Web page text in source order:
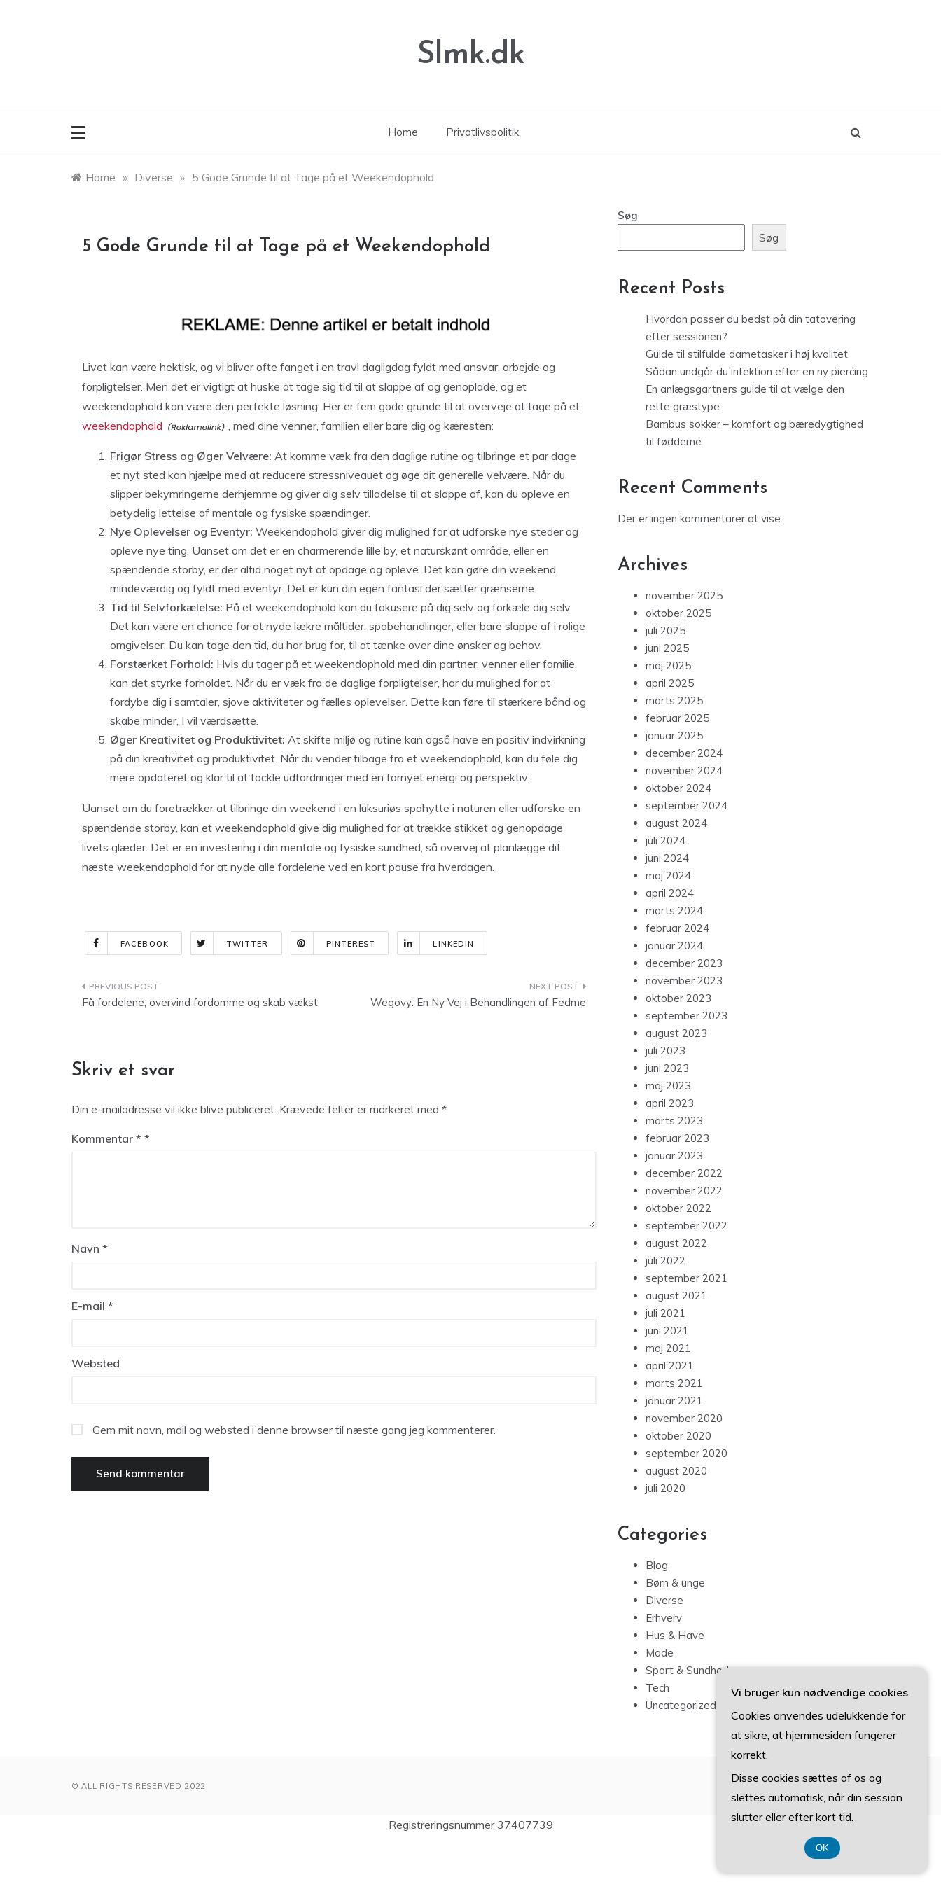
Slmk.dk
Home Privatlivspolitik
Home » Diverse » 5 Gode Grunde til at Tage på et Weekendophold
5 Gode Grunde til at Tage på et Weekendophold
Livet kan være hektisk, og vi bliver ofte fanget i en travl dagligdag fyldt med ansvar, arbejde og
forpligtelser. Men det er vigtigt at huske at tage sig tid til at slappe af og genoplade, og et
weekendophold kan være den perfekte løsning. Her er fem gode grunde til at overveje at tage på et
weekendophold
, med dine venner, familien eller bare dig og kæresten:
Frigør Stress og Øger Velvære: At komme væk fra den daglige rutine og tilbringe et par dage
et nyt sted kan hjælpe med at reducere stressniveauet og øge dit generelle velvære. Når du
slipper bekymringerne derhjemme og giver dig selv tilladelse til at slappe af, kan du opleve en
betydelig lettelse af mentale og fysiske spændinger.
Nye Oplevelser og Eventyr: Weekendophold giver dig mulighed for at udforske nye steder og
opleve nye ting. Uanset om det er en charmerende lille by, et naturskønt område, eller en
spændende storby, er der altid noget nyt at opdage og opleve. Det kan gøre din weekend
mindeværdig og fyldt med eventyr. Det er kun din egen fantasi der sætter grænserne.
Tid til Selvforkælelse: På et weekendophold kan du fokusere på dig selv og forkæle dig selv.
Det kan være en chance for at nyde lækre måltider, spabehandlinger, eller bare slappe af i rolige
omgivelser. Du kan tage den tid, du har brug for, til at tænke over dine ønsker og behov.
Forstærket Forhold: Hvis du tager på et weekendophold med din partner, venner eller familie,
kan det styrke forholdet. Når du er væk fra de daglige forpligtelser, har du mulighed for at
fordybe dig i samtaler, sjove aktiviteter og fælles oplevelser. Dette kan føre til stærkere bånd og
skabe minder, I vil værdsætte.
Øger Kreativitet og Produktivitet: At skifte miljø og rutine kan også have en positiv indvirkning
på din kreativitet og produktivitet. Når du vender tilbage fra et weekendophold, kan du føle dig
mere opdateret og klar til at tackle udfordringer med en fornyet energi og perspektiv.
Uanset om du foretrækker at tilbringe din weekend i en luksuriøs spahytte i naturen eller udforske en
spændende storby, kan et weekendophold give dig mulighed for at trække stikket og genopdage
livets glæder. Det er en investering i din mentale og fysiske sundhed, så overvej at planlægge dit
næste weekendophold for at nyde alle fordelene ved en kort pause fra hverdagen.
FACEBOOK TWITTER PINTEREST LINKEDIN
Indlægsnavigation
Få fordelene, overvind fordomme og skab vækst Wegovy: En Ny Vej i Behandlingen af Fedme
Skriv et svar
Din e-mailadresse vil ikke blive publiceret. Krævede felter er markeret med *
Kommentar *
Navn *
E-mail *
Websted
Gem mit navn, mail og websted i denne browser til næste gang jeg kommenterer.
Søg
Søg
Recent Posts
Hvordan passer du bedst på din tatovering
efter sessionen?
Guide til stilfulde dametasker i høj kvalitet
Sådan undgår du infektion efter en ny piercing
En anlægsgartners guide til at vælge den
rette græstype
Bambus sokker – komfort og bæredygtighed
til fødderne
Recent Comments
Der er ingen kommentarer at vise.
Archives
november 2025
oktober 2025
juli 2025
juni 2025
maj 2025
april 2025
marts 2025
februar 2025
januar 2025
december 2024
november 2024
oktober 2024
september 2024
august 2024
juli 2024
juni 2024
maj 2024
april 2024
marts 2024
februar 2024
januar 2024
december 2023
november 2023
oktober 2023
september 2023
august 2023
juli 2023
juni 2023
maj 2023
april 2023
marts 2023
februar 2023
januar 2023
december 2022
november 2022
oktober 2022
september 2022
august 2022
juli 2022
september 2021
august 2021
juli 2021
juni 2021
maj 2021
april 2021
marts 2021
januar 2021
november 2020
oktober 2020
september 2020
august 2020
juli 2020
Categories
Blog
Børn & unge
Diverse
Erhverv
Hus & Have
Mode
Sport & Sundhed
Tech
Uncategorized
© ALL RIGHTS RESERVED 2022
Registreringsnummer 37407739
Vi bruger kun nødvendige cookies
Cookies anvendes udelukkende for
at sikre, at hjemmesiden fungerer
korrekt.
Disse cookies sættes af os og
slettes automatisk, når din session
slutter eller efter kort tid.
OK